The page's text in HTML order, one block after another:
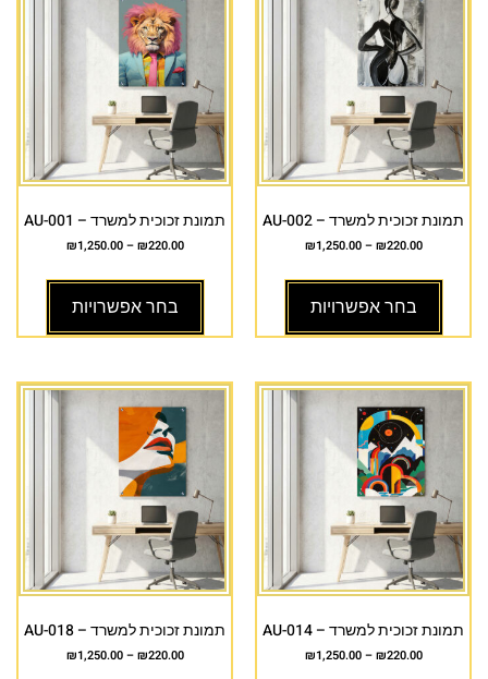
תמונת זכוכית למשרד – AU-002
₪220.00
–
₪1,250.00
בחר אפשרויות
תמונת זכוכית למשרד – AU-001
₪220.00
–
₪1,250.00
בחר אפשרויות
תמונת זכוכית למשרד – AU-014
₪220.00
–
₪1,250.00
תמונת זכוכית למשרד – AU-018
₪220.00
–
₪1,250.00